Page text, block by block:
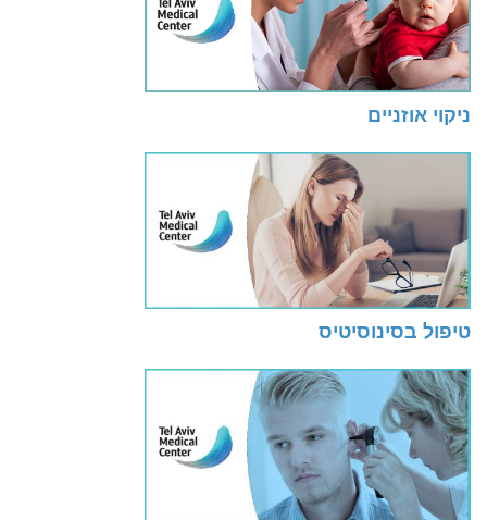
ניקוי אוזניים
טיפול בסינוסיטיס